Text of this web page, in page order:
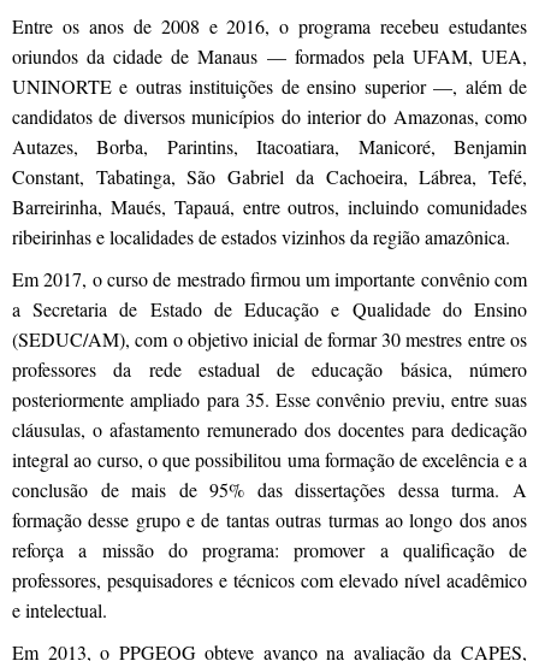
Entre os anos de 2008 e 2016, o programa recebeu estudantes
oriundos da cidade de Manaus — formados pela UFAM, UEA,
UNINORTE e outras instituições de ensino superior —, além de
candidatos de diversos municípios do interior do Amazonas, como
Autazes, Borba, Parintins, Itacoatiara, Manicoré, Benjamin
Constant, Tabatinga, São Gabriel da Cachoeira, Lábrea, Tefé,
Barreirinha, Maués, Tapauá, entre outros, incluindo comunidades
ribeirinhas e localidades de estados vizinhos da região amazônica.
Em 2017, o curso de mestrado firmou um importante convênio com
a Secretaria de Estado de Educação e Qualidade do Ensino
(SEDUC/AM), com o objetivo inicial de formar 30 mestres entre os
professores da rede estadual de educação básica, número
posteriormente ampliado para 35. Esse convênio previu, entre suas
cláusulas, o afastamento remunerado dos docentes para dedicação
integral ao curso, o que possibilitou uma formação de excelência e a
conclusão de mais de 95% das dissertações dessa turma. A
formação desse grupo e de tantas outras turmas ao longo dos anos
reforça a missão do programa: promover a qualificação de
professores, pesquisadores e técnicos com elevado nível acadêmico
e intelectual.
Em 2013, o PPGEOG obteve avanço na avaliação da CAPES,